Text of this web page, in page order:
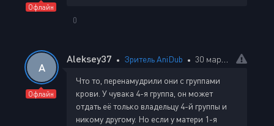
Офлайн
0
A
Офлайн
Aleksey37 Зритель AniDub 30 марта 2025 13:26
Что то, перенамудрили они с группами
крови. У чувака 4-я группа, он может
отдать её только владельцу 4-й группы и
никому другому. Но если у матери 1-я